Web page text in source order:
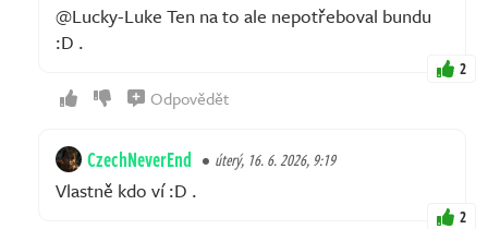
@Lucky-Luke Ten na to ale nepotřeboval bundu
:D .
2
Odpovědět
CzechNeverEnd úterý, 16. 6. 2026, 9:19
Vlastně kdo ví :D .
2